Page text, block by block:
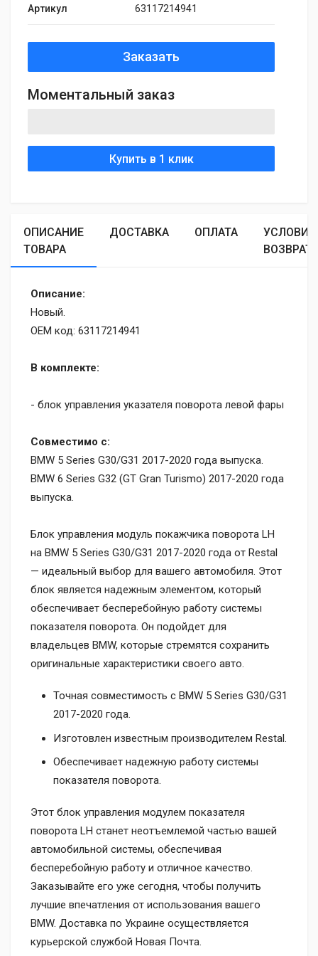
Артикул 63117214941
Заказать
Моментальный заказ
Купить в 1 клик
ОПИСАНИЕ
ТОВАРА
ДОСТАВКА ОПЛАТА
УСЛОВИЯ
ВОЗВРАТА
Описание:
Новый.
OEM код: 63117214941
В комплекте:
- блок управления указателя поворота левой фары
Совместимо с:
BMW 5 Series G30/G31 2017-2020 года выпуска.
BMW 6 Series G32 (GT Gran Turismo) 2017-2020 года
выпуска.
Блок управления модуль покажчика поворота LH
на BMW 5 Series G30/G31 2017-2020 года от Restal
— идеальный выбор для вашего автомобиля. Этот
блок является надежным элементом, который
обеспечивает бесперебойную работу системы
показателя поворота. Он подойдет для
владельцев BMW, которые стремятся сохранить
оригинальные характеристики своего авто.
Точная совместимость с BMW 5 Series G30/G31
2017-2020 года.
Изготовлен известным производителем Restal.
Обеспечивает надежную работу системы
показателя поворота.
Этот блок управления модулем показателя
поворота LH станет неотъемлемой частью вашей
автомобильной системы, обеспечивая
бесперебойную работу и отличное качество.
Заказывайте его уже сегодня, чтобы получить
лучшие впечатления от использования вашего
BMW. Доставка по Украине осуществляется
курьерской службой Новая Почта.